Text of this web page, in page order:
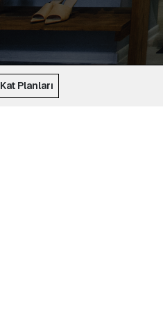
Kat Planları